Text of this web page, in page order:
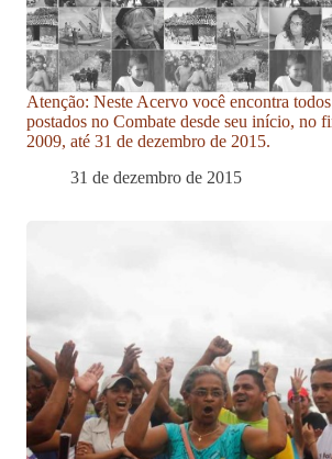
Atenção: Neste Acervo você encontra
postados no Combate desde seu início, no
2009, até 31 de dezembro de 2015.
31 de dezembro de 2015